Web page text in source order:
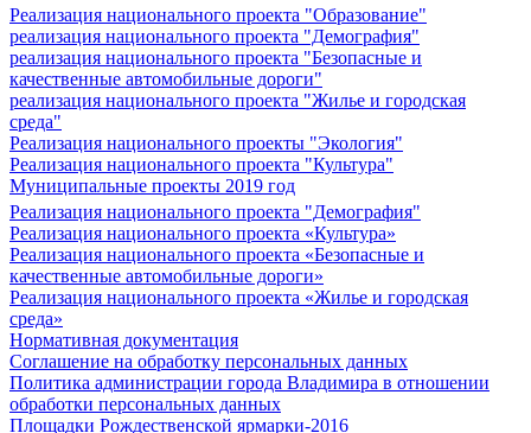
Реализация национального проекта "Образование"
реализация национального проекта "Демография"
реализация национального проекта "Безопасные и
качественные автомобильные дороги"
реализация национального проекта "Жилье и городская
среда"
Реализация национального проекты "Экология"
Реализация национального проекта "Культура"
Муниципальные проекты 2019 год
Реализация национального проекта "Демография"
Реализация национального проекта «Культура»
Реализация национального проекта «Безопасные и
качественные автомобильные дороги»
Реализация национального проекта «Жилье и городская
среда»
Нормативная документация
Соглашение на обработку персональных данных
Политика администрации города Владимира в отношении
обработки персональных данных
Площадки Рождественской ярмарки-2016